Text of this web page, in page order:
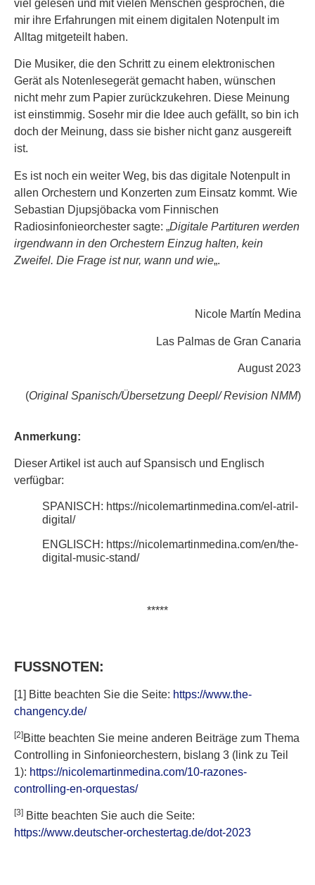
viel gelesen und mit vielen Menschen gesprochen, die
mir ihre Erfahrungen mit einem digitalen Notenpult im
Alltag mitgeteilt haben.
Die Musiker, die den Schritt zu einem elektronischen
Gerät als Notenlesegerät gemacht haben, wünschen
nicht mehr zum Papier zurückzukehren. Diese Meinung
ist einstimmig. Sosehr mir die Idee auch gefällt, so bin ich
doch der Meinung, dass sie bisher nicht ganz ausgereift
ist.
Es ist noch ein weiter Weg, bis das digitale Notenpult in
allen Orchestern und Konzerten zum Einsatz kommt. Wie
Sebastian Djupsjöbacka vom Finnischen
Radiosinfonieorchester sagte: „Digitale Partituren werden
irgendwann in den Orchestern Einzug halten, kein
Zweifel. Die Frage ist nur, wann und wie„.
Nicole Martín Medina
Las Palmas de Gran Canaria
August 2023
(Original Spanisch/Übersetzung Deepl/ Revision NMM)
Anmerkung:
Dieser Artikel ist auch auf Spansisch und Englisch
verfügbar:
SPANISCH: https://nicolemartinmedina.com/el-atril-
digital/
ENGLISCH: https://nicolemartinmedina.com/en/the-
digital-music-stand/
*****
FUSSNOTEN:
[1] Bitte beachten Sie die Seite: https://www.the-
changency.de/
[2] Bitte beachten Sie meine anderen Beiträge zum Thema
Controlling in Sinfonieorchestern, bislang 3 (link zu Teil
1): https://nicolemartinmedina.com/10-razones-
controlling-en-orquestas/
[3] Bitte beachten Sie auch die Seite:
https://www.deutscher-orchestertag.de/dot-2023